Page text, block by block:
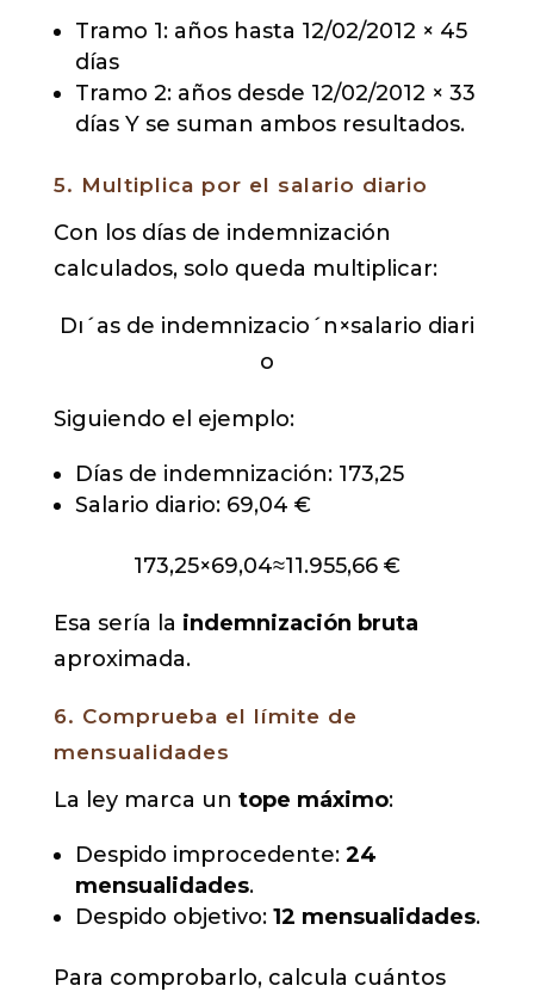
Tramo 1: años hasta 12/02/2012 × 45
días
Tramo 2: años desde 12/02/2012 × 33
días Y se suman ambos resultados.
5. Multiplica por el salario diario
Con los días de indemnización
calculados, solo queda multiplicar:
Dı ˊas de indemnizacio ˊn×salario diari
o
Siguiendo el ejemplo:
Días de indemnización: 173,25
Salario diario: 69,04 €
173,25×69,04≈11.955,66€
Esa sería la indemnización bruta
aproximada.
6. Comprueba el límite de
mensualidades
La ley marca un tope máximo:
Despido improcedente: 24
mensualidades.
Despido objetivo: 12 mensualidades.
Para comprobarlo, calcula cuántos